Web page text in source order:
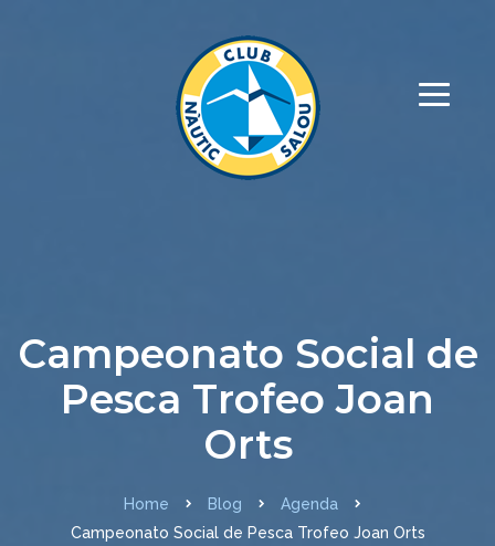
Campeonato Social de
Pesca Trofeo Joan
Orts
Home Blog
Agenda
Campeonato Social de Pesca Trofeo Joan Orts